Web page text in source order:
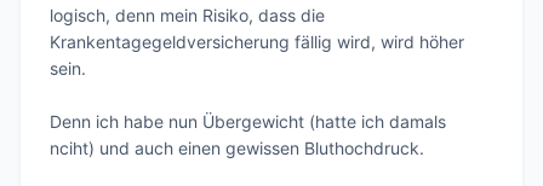
logisch, denn mein Risiko, dass die
Krankentagegeldversicherung fällig wird, wird höher
sein.
Denn ich habe nun Übergewicht (hatte ich damals
nciht) und auch einen gewissen Bluthochdruck.